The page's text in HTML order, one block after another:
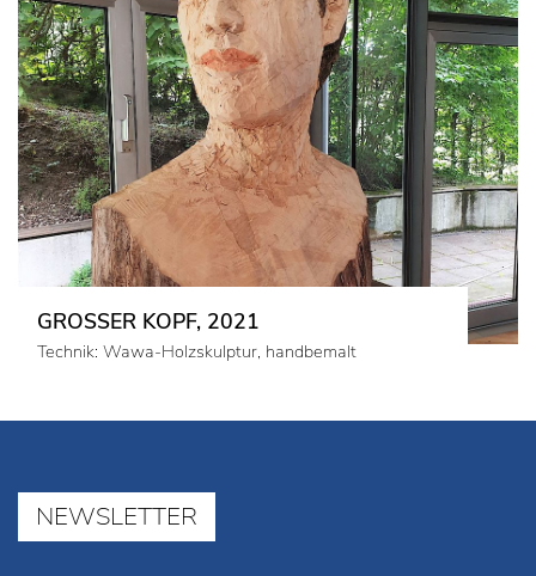
GROSSER KOPF, 2021
Technik: Wawa-Holzskulptur, handbemalt
NEWSLETTER